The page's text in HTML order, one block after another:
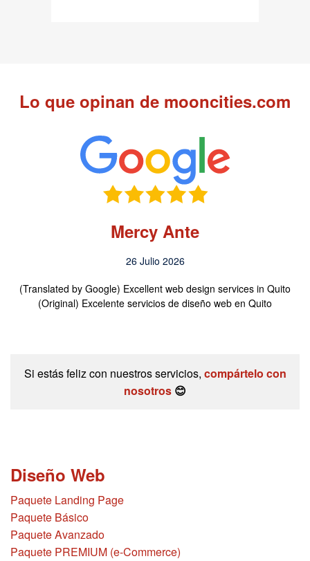
Lo que opinan de mooncities.com
Mercy Ante
26 Julio 2026
(Translated by Google) Excellent web design services in Quito
(Original) Excelente servicios de diseño web en Quito
Si estás feliz con nuestros servicios, compártelo con
nosotros 😊
Diseño Web
Paquete Landing Page
Paquete Básico
Paquete Avanzado
Paquete PREMIUM (e-Commerce)